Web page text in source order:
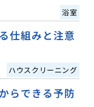
浴室
仕組みと注意
ハウスクリーニング
らできる予防